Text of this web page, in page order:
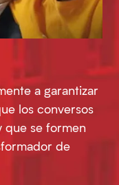
a garantizar
los conversos
que se formen
de